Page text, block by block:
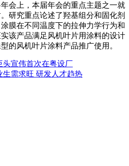
会上，本届年会的重点主题之一就
研究重点论述了羟基组分和固化剂
膜在不同温度下的拉伸力学行为和
该产品满足风机叶片用涂料的设计
的风机叶片涂料产品推广使用。
头宣伟首次在粤设厂
生需求旺 研发人才趋热